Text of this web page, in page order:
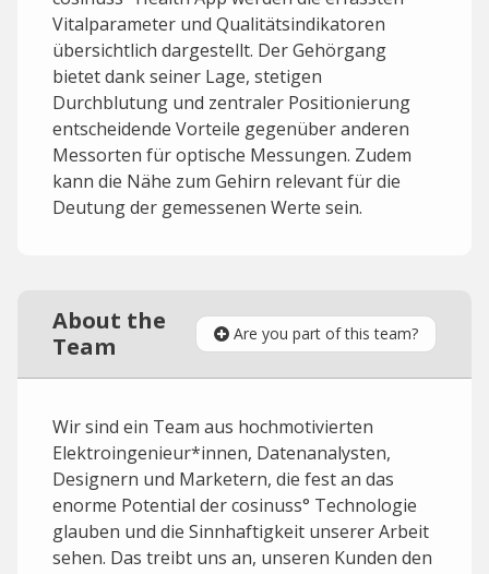
Vitalparameter und Qualitätsindikatoren
übersichtlich dargestellt. Der Gehörgang
bietet dank seiner Lage, stetigen
Durchblutung und zentraler Positionierung
entscheidende Vorteile gegenüber anderen
Messorten für optische Messungen. Zudem
kann die Nähe zum Gehirn relevant für die
Deutung der gemessenen Werte sein.
About the
Team
Are you part of this team?
Wir sind ein Team aus hochmotivierten
Elektroingenieur*innen, Datenanalysten,
Designern und Marketern, die fest an das
enorme Potential der cosinuss° Technologie
glauben und die Sinnhaftigkeit unserer Arbeit
sehen. Das treibt uns an, unseren Kunden den